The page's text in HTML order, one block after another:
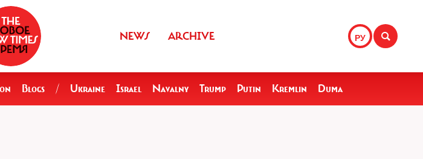
РУ
NEWS ARCHIVE
Blogs / Ukraine Israel Navalny Trump Putin Kremlin Duma